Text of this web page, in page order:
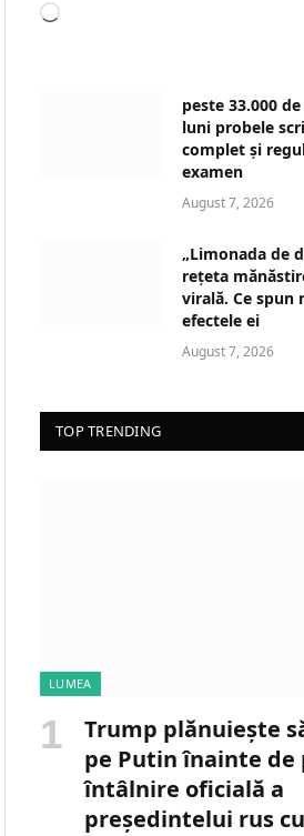
L
peste 33.000
luni probele
complet și
examen
August 7, 2026
„Limonada de
rețeta
virală. Ce spun
efectele ei
August 7, 2026
TOP TRENDING
LUMEA
Trump plănuiește
pe Putin înainte de
întâlnire oficială a
președintelui rus